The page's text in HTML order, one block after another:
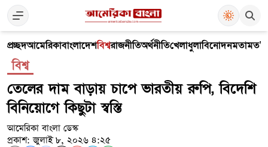
প্রচ্ছদআমেরিকাবাংলাদেশবিশ্বরাজনীতিঅর্থনীতিখেলাধুলাবিনোদনমতামত
বিশ্ব
তেলের দাম বাড়ায় চাপে ভারতীয় রুপি, বিদেশি
বিনিয়োগে কিছুটা স্বস্তি
আমেরিকা বাংলা ডেস্ক
প্রকাশ: জুলাই ৮, ২০২৬ ৪:২৫